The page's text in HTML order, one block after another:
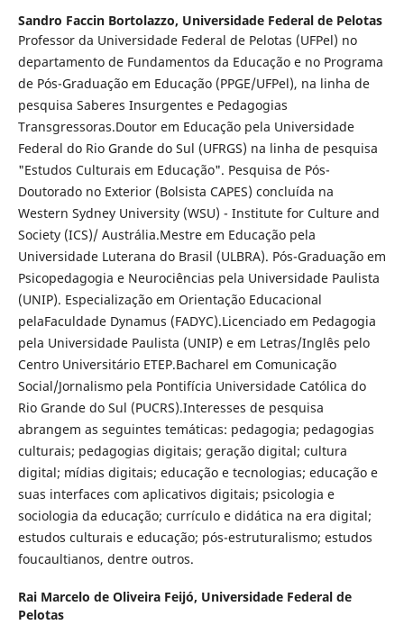
Sandro Faccin Bortolazzo, Universidade Federal de Pelotas
Professor da Universidade Federal de Pelotas (UFPel) no
departamento de Fundamentos da Educação e no Programa
de Pós-Graduação em Educação (PPGE/UFPel), na linha de
pesquisa Saberes Insurgentes e Pedagogias
Transgressoras.Doutor em Educação pela Universidade
Federal do Rio Grande do Sul (UFRGS) na linha de pesquisa
"Estudos Culturais em Educação". Pesquisa de Pós-
Doutorado no Exterior (Bolsista CAPES) concluída na
Western Sydney University (WSU) - Institute for Culture and
Society (ICS)/ Austrália.Mestre em Educação pela
Universidade Luterana do Brasil (ULBRA). Pós-Graduação em
Psicopedagogia e Neurociências pela Universidade Paulista
(UNIP). Especialização em Orientação Educacional
pelaFaculdade Dynamus (FADYC).Licenciado em Pedagogia
pela Universidade Paulista (UNIP) e em Letras/Inglês pelo
Centro Universitário ETEP.Bacharel em Comunicação
Social/Jornalismo pela Pontifícia Universidade Católica do
Rio Grande do Sul (PUCRS).Interesses de pesquisa
abrangem as seguintes temáticas: pedagogia; pedagogias
culturais; pedagogias digitais; geração digital; cultura
digital; mídias digitais; educação e tecnologias; educação e
suas interfaces com aplicativos digitais; psicologia e
sociologia da educação; currículo e didática na era digital;
estudos culturais e educação; pós-estruturalismo; estudos
foucaultianos, dentre outros.
Rai Marcelo de Oliveira Feijó, Universidade Federal de
Pelotas